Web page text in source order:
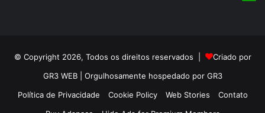
© Copyright 2026, Todos os direitos reservados |
Criado por
GR3 WEB | Orgulhosamente hospedado por GR3
Política de Privacidade
Cookie Policy Web Stories
Contato